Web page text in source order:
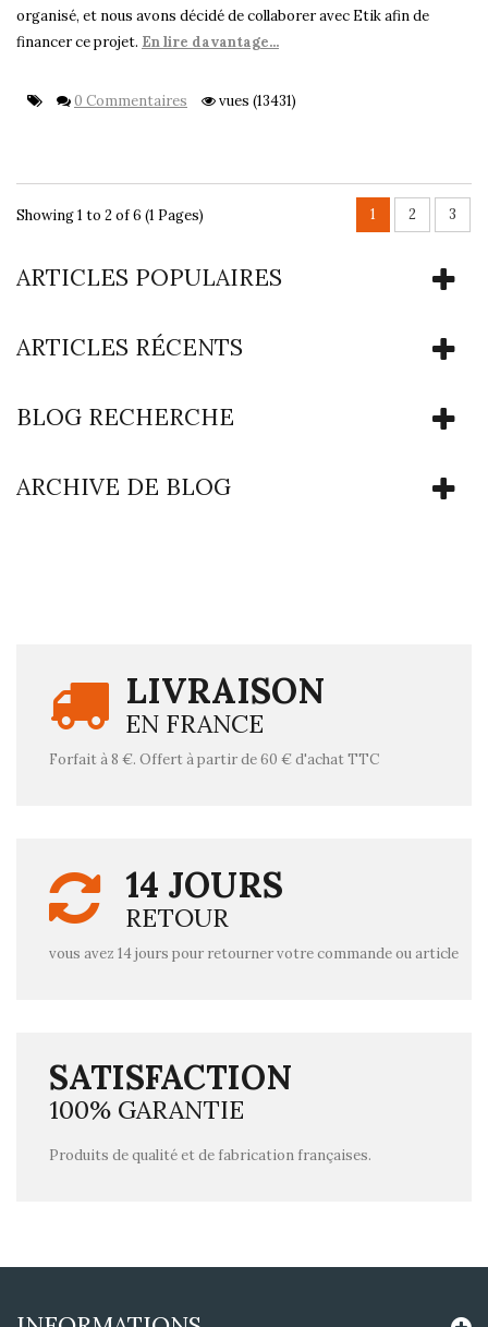
organisé, et nous avons décidé de collaborer avec Etik afin de
financer ce projet. En lire davantage...
0 Commentaires vues (13431)
1 2 3
Showing 1 to 2 of 6 (1 Pages)
ARTICLES POPULAIRES
ARTICLES RÉCENTS
BLOG RECHERCHE
ARCHIVE DE BLOG
LIVRAISON
EN FRANCE
Forfait à 8 €. Offert à partir de 60 € d'achat TTC
14 JOURS
RETOUR
vous avez 14 jours pour retourner votre commande ou article
SATISFACTION
100% GARANTIE
Produits de qualité et de fabrication françaises.